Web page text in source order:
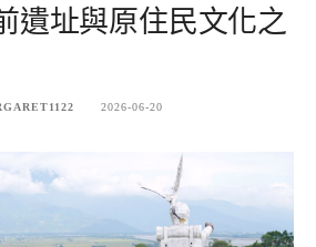
遺址與原住民文化之
2026-06-20